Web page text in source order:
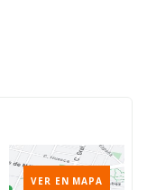
VER EN MAPA